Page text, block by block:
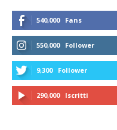
540,000 Fans
550,000 Follower
9,300 Follower
290,000 Iscritti